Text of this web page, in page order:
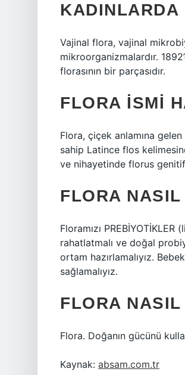
KADINLARDA
Vajinal flora, vajinal
mikroorganizmalardır.
florasının bir parçasıdır.
FLORA ISMI
Flora, çiçek anlamına
sahip Latince flos
ve nihayetinde florus
FLORA
Floramızı
rahatlatmalı ve doğal
ortam hazırlamalıyız.
sağlamalıyız.
FLORA
Flora. Doğanın gücünü
Kaynak: absam.com.tr